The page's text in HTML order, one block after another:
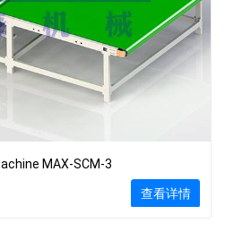
MAX-SCM-3
查看详情